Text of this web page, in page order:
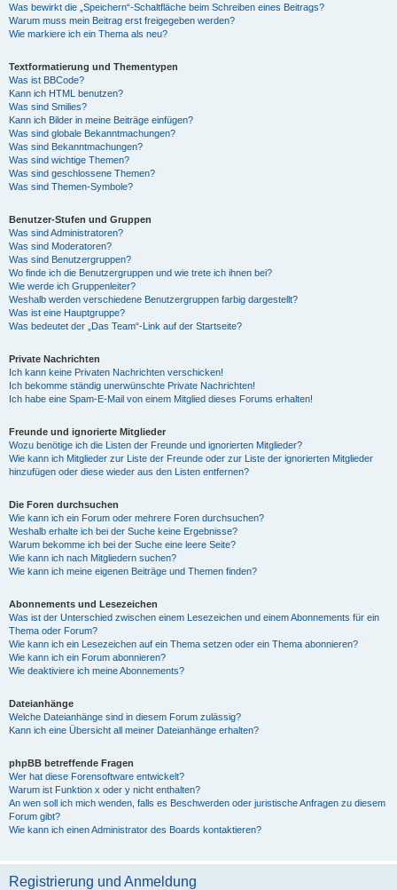
Was bewirkt die „Speichern“-Schaltfläche beim Schreiben eines Beitrags?
Warum muss mein Beitrag erst freigegeben werden?
Wie markiere ich ein Thema als neu?
Textformatierung und Thementypen
Was ist BBCode?
Kann ich HTML benutzen?
Was sind Smilies?
Kann ich Bilder in meine Beiträge einfügen?
Was sind globale Bekanntmachungen?
Was sind Bekanntmachungen?
Was sind wichtige Themen?
Was sind geschlossene Themen?
Was sind Themen-Symbole?
Benutzer-Stufen und Gruppen
Was sind Administratoren?
Was sind Moderatoren?
Was sind Benutzergruppen?
Wo finde ich die Benutzergruppen und wie trete ich ihnen bei?
Wie werde ich Gruppenleiter?
Weshalb werden verschiedene Benutzergruppen farbig dargestellt?
Was ist eine Hauptgruppe?
Was bedeutet der „Das Team“-Link auf der Startseite?
Private Nachrichten
Ich kann keine Privaten Nachrichten verschicken!
Ich bekomme ständig unerwünschte Private Nachrichten!
Ich habe eine Spam-E-Mail von einem Mitglied dieses Forums erhalten!
Freunde und ignorierte Mitglieder
Wozu benötige ich die Listen der Freunde und ignorierten Mitglieder?
Wie kann ich Mitglieder zur Liste der Freunde oder zur Liste der ignorierten Mitglieder
hinzufügen oder diese wieder aus den Listen entfernen?
Die Foren durchsuchen
Wie kann ich ein Forum oder mehrere Foren durchsuchen?
Weshalb erhalte ich bei der Suche keine Ergebnisse?
Warum bekomme ich bei der Suche eine leere Seite?
Wie kann ich nach Mitgliedern suchen?
Wie kann ich meine eigenen Beiträge und Themen finden?
Abonnements und Lesezeichen
Was ist der Unterschied zwischen einem Lesezeichen und einem Abonnements für ein
Thema oder Forum?
Wie kann ich ein Lesezeichen auf ein Thema setzen oder ein Thema abonnieren?
Wie kann ich ein Forum abonnieren?
Wie deaktiviere ich meine Abonnements?
Dateianhänge
Welche Dateianhänge sind in diesem Forum zulässig?
Kann ich eine Übersicht all meiner Dateianhänge erhalten?
phpBB betreffende Fragen
Wer hat diese Forensoftware entwickelt?
Warum ist Funktion x oder y nicht enthalten?
An wen soll ich mich wenden, falls es Beschwerden oder juristische Anfragen zu diesem
Forum gibt?
Wie kann ich einen Administrator des Boards kontaktieren?
Registrierung und Anmeldung